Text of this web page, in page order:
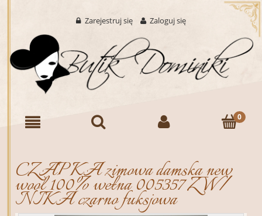
Zarejestruj się Zaloguj się
CZAPKA zimowa damska new
wool 100% wełna 005357 ZW/
NIKA czarno fuksjowa